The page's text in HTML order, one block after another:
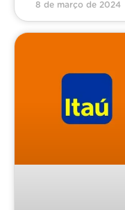
8 de março de 2024